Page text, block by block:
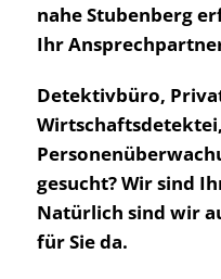
nahe Stubenberg
Ihr
Detektivbüro,
gesucht? Wir sind
Natürlich sind wir
für Sie da.